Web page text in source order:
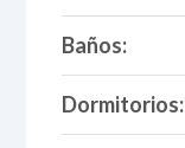
Baños:
Dormitorios: